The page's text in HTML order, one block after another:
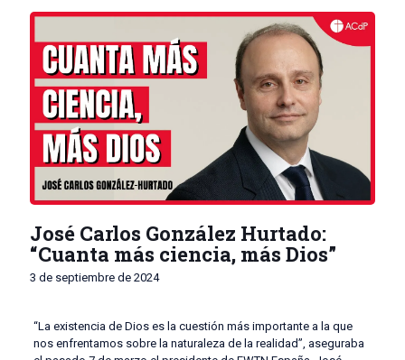
José Carlos González Hurtado:
“Cuanta más ciencia, más Dios”
3 de septiembre de 2024
“La existencia de Dios es la cuestión más importante a la que
nos enfrentamos sobre la naturaleza de la realidad”, aseguraba